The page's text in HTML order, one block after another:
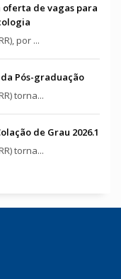
de vagas para
por ...
Pós-graduação
torna...
de Grau 2026.1
torna...